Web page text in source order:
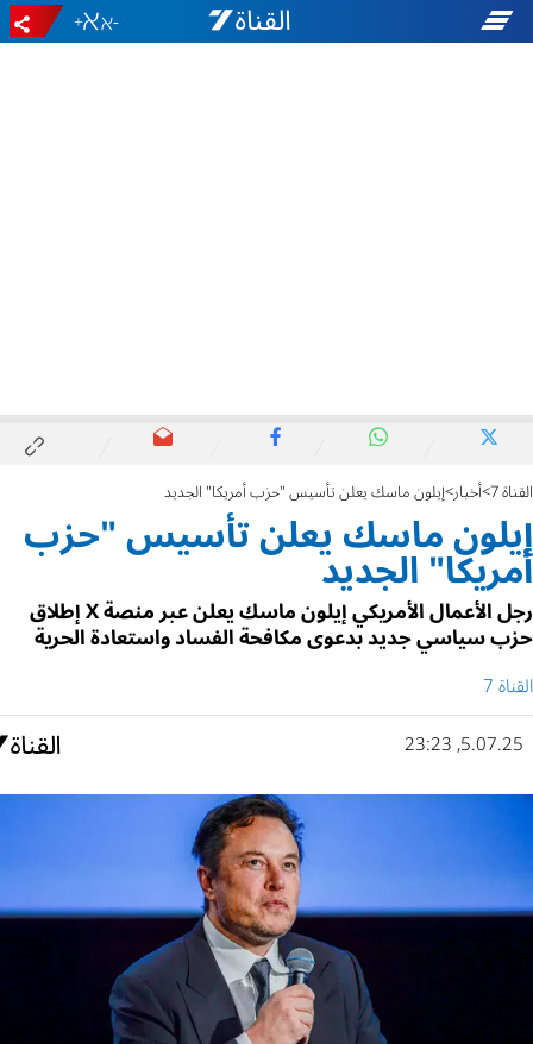
-
+
القناة 7 أخبار إيلون ماسك يعلن تأسيس "حزب أمريكا" الجديد
إيلون ماسك يعلن تأسيس "حزب
أمريكا" الجديد
رجل الأعمال الأمريكي إيلون ماسك يعلن عبر منصة X إطلاق
حزب سياسي جديد بدعوى مكافحة الفساد واستعادة الحرية
القناة 7
5.07.25, 23:23